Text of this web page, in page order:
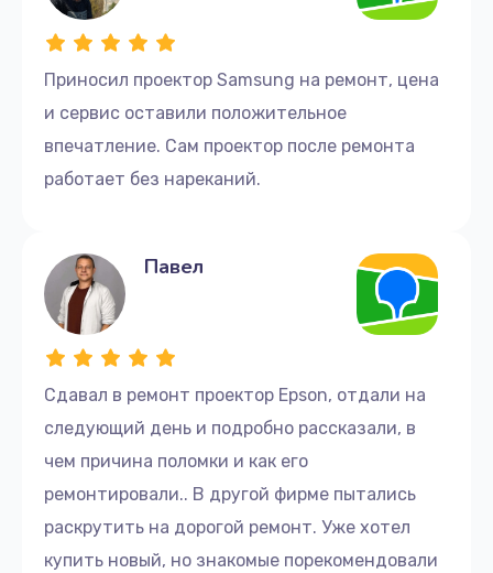
Приносил проектор Samsung на ремонт, цена
и сервис оставили положительное
впечатление. Сам проектор после ремонта
работает без нареканий.
Сдавал в ремонт проектор Epson, отдали на
следующий день и подробно рассказали, в
чем причина поломки и как его
ремонтировали.. В другой фирме пытались
раскрутить на дорогой ремонт. Уже хотел
купить новый, но знакомые порекомендовали
Павел